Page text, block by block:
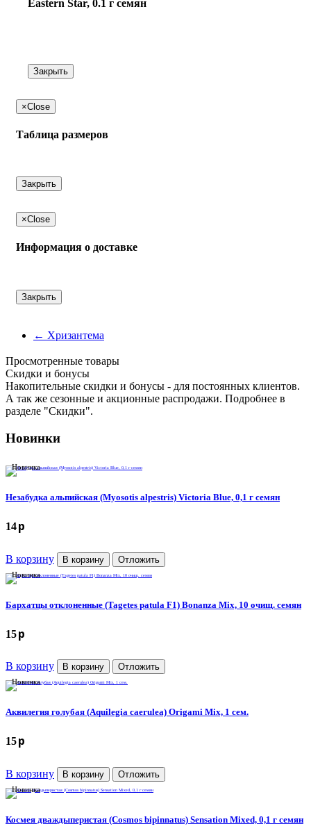
Eastern Star, 0.1 г семян
Закрыть
×Close
Таблица размеров
Закрыть
×Close
Информация о доставке
Закрыть
← Хризантема
Просмотренные товары
Cкидки и бонусы
Накопительные скидки и бонусы - для постоянных клиентов.
А так же сезонные и акционные распродажи. Подробнее в
разделе "Скидки".
Новинки
Новинка
Незабудка альпийская (Myosotis alpestris) Victoria Blue, 0,1 г семян
14p
В корзину В корзину Отложить
Новинка
Бархатцы отклоненные (Tagetes patula F1) Bonanza Mix, 10 очищ. семян
15p
В корзину В корзину Отложить
Новинка
Аквилегия голубая (Aquilegia caerulea) Origami Mix, 1 сем.
15p
В корзину В корзину Отложить
Новинка
Космея дваждыперистая (Cosmos bipinnatus) Sensation Mixed, 0,1 г семян